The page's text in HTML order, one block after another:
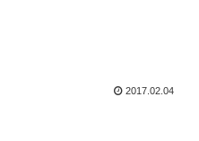
2017.02.04